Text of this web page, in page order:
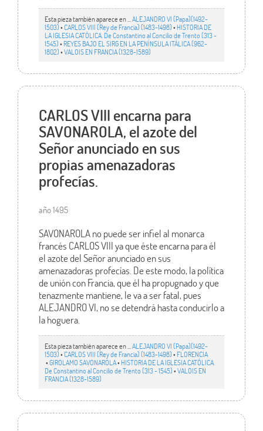
Esta pieza también aparece en ... ALEJANDRO VI (Papa)(1492-
1503)•CARLOS VIII (Rey de Francia) (1483-1498)• HISTORIA DE
LA IGLESIA CATÓLICA. De Constantino al Concilio de Trento (313 -
1545)• REYES BAJO EL SIRG EN LA PENÍNSULA ITÁLICA (962-
1802)•VALOIS EN FRANCIA (1328-1589)
CARLOS VIII encarna para
SAVONAROLA, el azote del
Señor anunciado en sus
propias amenazadoras
profecías.
año 1495
SAVONAROLA no puede ser infiel al monarca
francés CARLOS VIII ya que éste encarna para él
el azote del Señor anunciado en sus
amenazadoras profecías. De este modo, la política
de unión con Francia, que él ha propugnado y que
tenazmente mantiene, le va a ser fatal, pues
ALEJANDRO VI, no se detendrá hasta conducirlo a
la hoguera.
Esta pieza también aparece en ... ALEJANDRO VI (Papa)(1492-
1503)•CARLOS VIII (Rey de Francia) (1483-1498)• FLORENCIA
•GIROLAMO SAVONAROLA• HISTORIA DE LA IGLESIA CATÓLICA.
De Constantino al Concilio de Trento (313 - 1545)•VALOIS EN
FRANCIA (1328-1589)